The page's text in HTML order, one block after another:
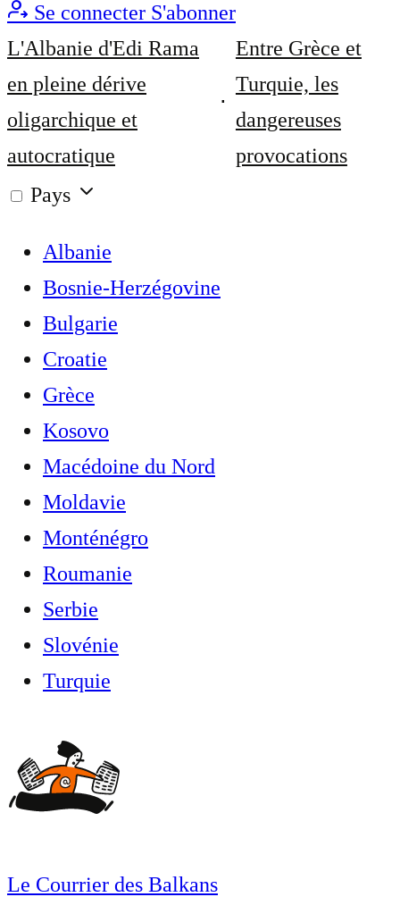
Se connecter S'abonner
L'Albanie d'Edi Rama
en pleine dérive
oligarchique et
autocratique
Entre Grèce et
Turquie, les
dangereuses
provocations
Pays
Albanie
Bosnie-Herzégovine
Bulgarie
Croatie
Grèce
Kosovo
Macédoine du Nord
Moldavie
Monténégro
Roumanie
Serbie
Slovénie
Turquie
Le Courrier des Balkans